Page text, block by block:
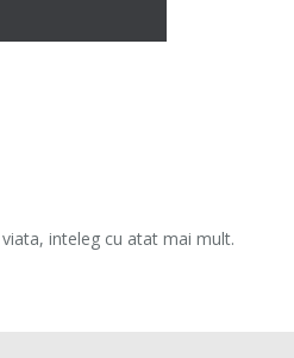
inteleg cu atat mai mult.